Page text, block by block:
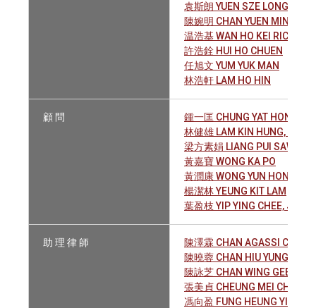
袁斯朗 YUEN SZE LONG
陳婉明 CHAN YUEN MING
温浩基 WAN HO KEI RICKY
許浩銓 HUI HO CHUEN
任旭文 YUM YUK MAN
林浩軒 LAM HO HIN
顧 問
鍾一匡 CHUNG YAT HONG,
林健雄 LAM KIN HUNG,
梁方素娟 LIANG PUI SAW
黃嘉寶 WONG KA PO
黃潤康 WONG YUN HONG
楊潔林 YEUNG KIT LAM
葉盈枝 YIP YING CHEE, JOHN
助 理 律 師
陳澤霖 CHAN AGASSI CHAK
陳曉蓉 CHAN HIU YUNG JOEY
陳詠芝 CHAN WING GEE
張美貞 CHEUNG MEI CHING
馮向盈 FUNG HEUNG YING